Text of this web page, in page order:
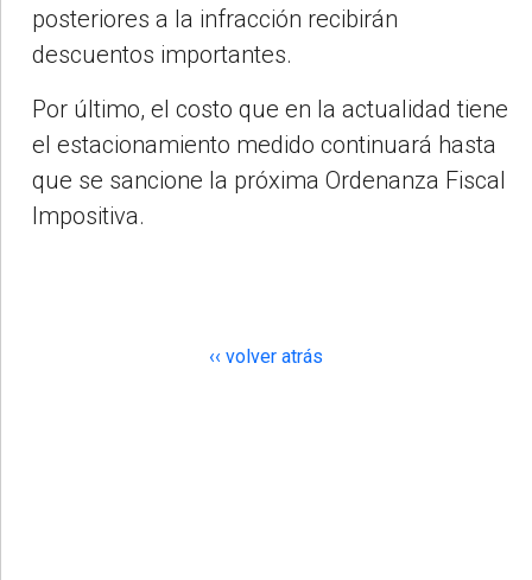
posteriores a la infracción recibirán
descuentos importantes.
Por último, el costo que en la actualidad tiene
el estacionamiento medido continuará hasta
que se sancione la próxima Ordenanza Fiscal
Impositiva.
‹‹ volver atrás